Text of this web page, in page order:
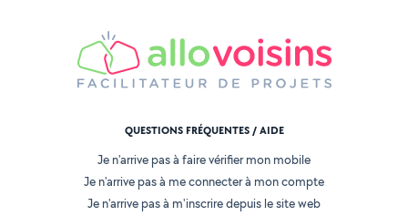
QUESTIONS FRÉQUENTES / AIDE
Je n'arrive pas à faire vérifier mon mobile
Je n'arrive pas à me connecter à mon compte
Je n'arrive pas à m'inscrire depuis le site web